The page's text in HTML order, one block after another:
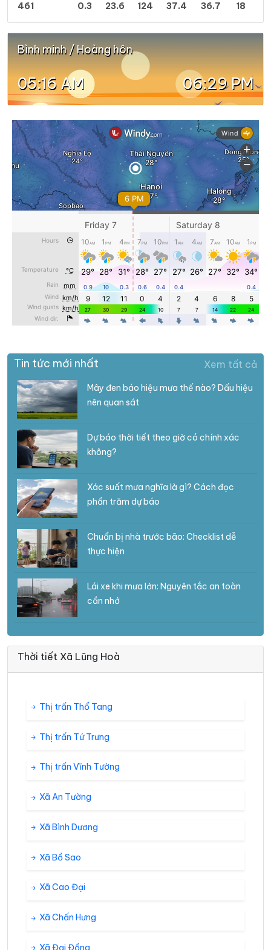
461
0.3
23.6 124 37.4 36.7 18
Bình minh / Hoàng hôn
05:16 AM 06:29 PM
Tin tức mới nhất Xem tất cả
Mây đen báo hiệu mưa thế nào? Dấu hiệu
nên quan sát
Dự báo thời tiết theo giờ có chính xác
không?
Xác suất mưa nghĩa là gì? Cách đọc
phần trăm dự báo
Chuẩn bị nhà trước bão: Checklist dễ
thực hiện
Lái xe khi mưa lớn: Nguyên tắc an toàn
cần nhớ
Thời tiết Xã Lũng Hoà
Thị trấn Thổ Tang
Thị trấn Tứ Trưng
Thị trấn Vĩnh Tường
Xã An Tường
Xã Bình Dương
Xã Bồ Sao
Xã Cao Đại
Xã Chấn Hưng
Xã Đại Đồng